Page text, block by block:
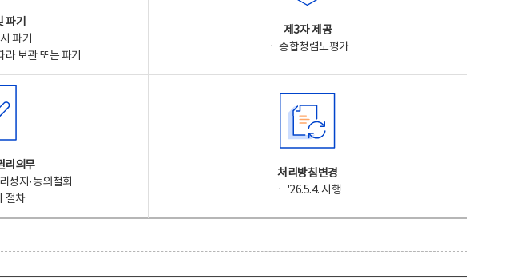
파기
파기
라 보관 또는 파기
제3자 제공
ㆍ 종합청렴도평가
리의무
정지·동의철회
절차
처리방침변경
ㆍ '26.5.4. 시행